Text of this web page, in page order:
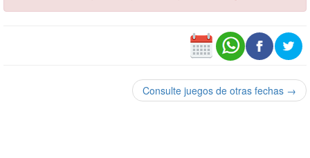
Consulte juegos de otras fechas →